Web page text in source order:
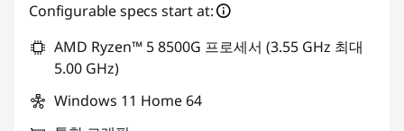
Configurable specs start at:
AMD Ryzen™ 5 8500G 프로세서 (3.55 GHz 최대
5.00 GHz)
Windows 11 Home 64